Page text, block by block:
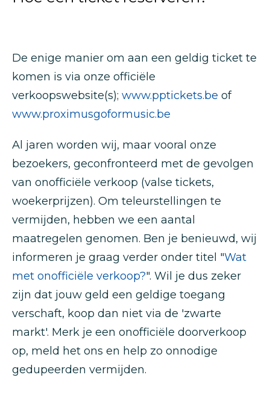
De enige manier om aan een geldig ticket te
komen is via onze officiële
verkoopswebsite(s); www.pptickets.be of
www.proximusgoformusic.be
Al jaren worden wij, maar vooral onze
bezoekers, geconfronteerd met de gevolgen
van onofficiële verkoop (valse tickets,
woekerprijzen). Om teleurstellingen te
vermijden, hebben we een aantal
maatregelen genomen. Ben je benieuwd, wij
informeren je graag verder onder titel "Wat
met onofficiële verkoop?". Wil je dus zeker
zijn dat jouw geld een geldige toegang
verschaft, koop dan niet via de 'zwarte
markt'. Merk je een onofficiële doorverkoop
op, meld het ons en help zo onnodige
gedupeerden vermijden.